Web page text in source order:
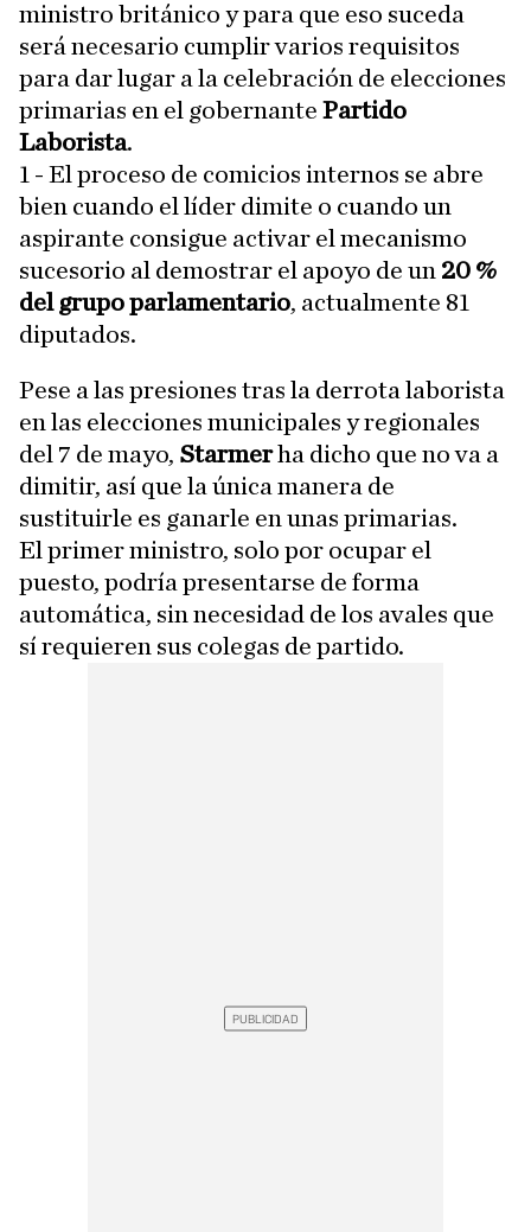
ministro británico y para que eso suceda
será necesario cumplir varios requisitos
para dar lugar a la celebración de elecciones
primarias en el gobernante Partido
Laborista.
1 - El proceso de comicios internos se abre
bien cuando el líder dimite o cuando un
aspirante consigue activar el mecanismo
sucesorio al demostrar el apoyo de un 20 %
del grupo parlamentario, actualmente 81
diputados.
Pese a las presiones tras la derrota laborista
en las elecciones municipales y regionales
del 7 de mayo, Starmerha dicho que no va a
dimitir, así que la única manera de
sustituirle es ganarle en unas primarias.
El primer ministro, solo por ocupar el
puesto, podría presentarse de forma
automática, sin necesidad de los avales que
sí requieren sus colegas de partido.